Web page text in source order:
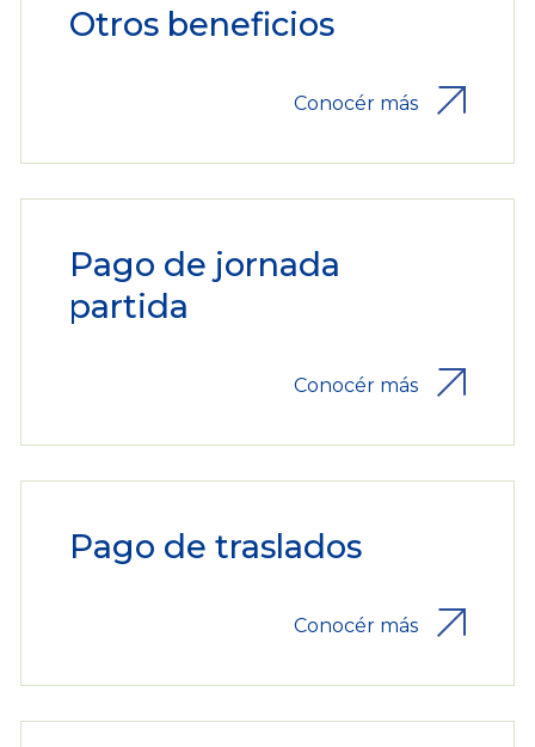
Otros beneficios
Conocér más
Pago de jornada
partida
Conocér más
Pago de traslados
Conocér más